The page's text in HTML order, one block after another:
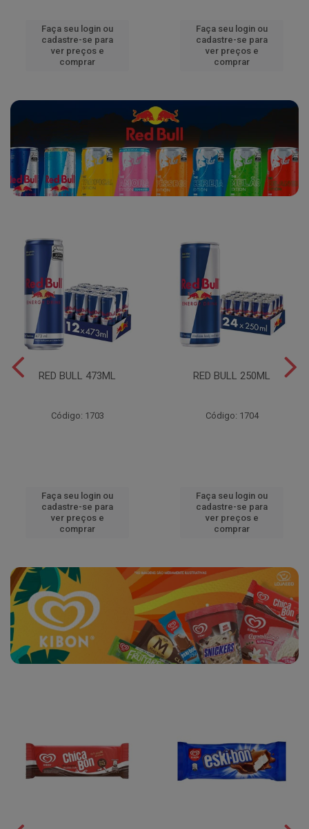
Faça seu login ou
cadastre-se para
ver preços e
comprar
Faça seu login ou
cadastre-se para
ver preços e
comprar
RED BULL 473ML
Código: 1703
Faça seu login ou
cadastre-se para
ver preços e
comprar
RED BULL 250ML
Código: 1704
Faça seu login ou
cadastre-se para
ver preços e
comprar